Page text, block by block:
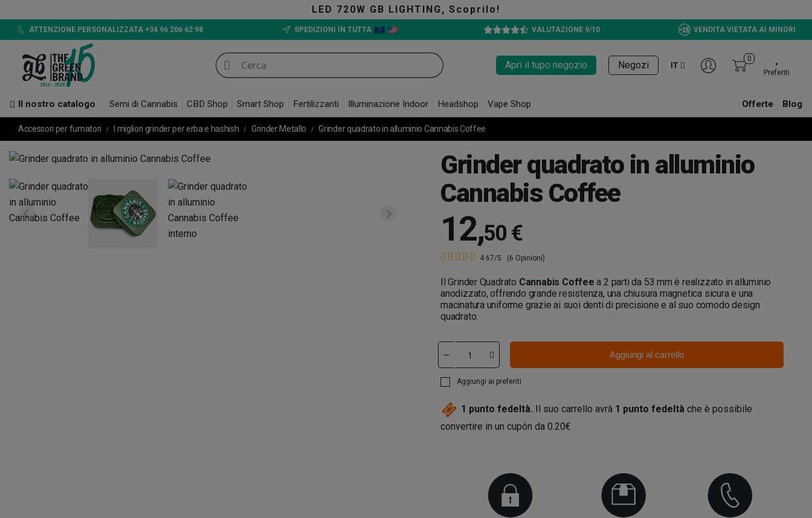
LED 720W GB LIGHTING, Scoprilo!
ATTENZIONE PERSONALIZZATA +34 96 206 62 98 SPEDIZIONI IN TUTTA VALUTAZIONE 9/10 VENDITA VIETATA AI MINORI
Apri il tupo negozio Negozi IT
0
Preferiti
Il nostro catalogo Semi di Cannabis CBD Shop Smart Shop Fertilizzanti Illuminazione Indoor Headshop Vape Shop Offerte Blog
Accessori per fumatori I migliori grinder per erba e hashish Grinder Metallo Grinder quadrato in alluminio Cannabis Coffee
Grinder quadrato in alluminio
Cannabis Coffee
12,50 €
4.67/5 (6 Opinioni)
Il Grinder Quadrato Cannabis Coffee a 2 parti da 53 mm è realizzato in alluminio
anodizzato, offrendo grande resistenza, una chiusura magnetica sicura e una
macinatura uniforme grazie ai suoi denti di precisione e al suo comodo design
quadrato.
Aggiungi al carrello
Aggiungi ai preferiti
1 punto fedeltà. Il suo carrello avrà 1 punto fedeltà che è possibile
convertire in un cupón da 0.20€